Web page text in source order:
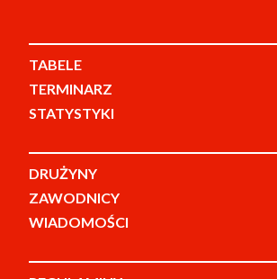
TABELE
TERMINARZ
STATYSTYKI
DRUŻYNY
ZAWODNICY
WIADOMOŚCI